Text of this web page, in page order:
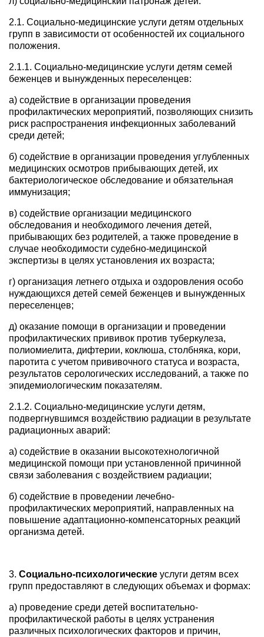
2.1. Социально-медицинские услуги детям отдельных
групп в зависимости от особенностей их социального
положения.
2.1.1. Социально-медицинские услуги детям семей
беженцев и вынужденных переселенцев:
а) содействие в организации проведения
профилактических мероприятий, позволяющих снизить
риск распространения инфекционных заболеваний
среди детей;
б) содействие в организации проведения углубленных
медицинских осмотров прибывающих детей, их
бактериологическое обследование и обязательная
иммунизация;
в) содействие организации медицинского
обследования и необходимого лечения детей,
прибывающих без родителей, а также проведение в
случае необходимости судебно-медицинской
экспертизы в целях установления их возраста;
г) организация летнего отдыха и оздоровления особо
нуждающихся детей семей беженцев и вынужденных
переселенцев;
д) оказание помощи в организации и проведении
профилактических прививок против туберкулеза,
полиомиелита, дифтерии, коклюша, столбняка, кори,
паротита с учетом прививочного статуса и возраста,
результатов серологических исследований, а также по
эпидемиологическим показателям.
2.1.2. Социально-медицинские услуги детям,
подвергнувшимся воздействию радиации в результате
радиационных аварий:
а) содействие в оказании высокотехнологичной
медицинской помощи при установленной причинной
связи заболевания с воздействием радиации;
б) содействие в проведении лечебно-
профилактических мероприятий, направленных на
повышение адаптационно-компенсаторных реакций
организма детей.
3. Социально-психологические услуги детям всех
групп предоставляют в следующих объемах и формах:
а) проведение среди детей воспитательно-
профилактической работы в целях устранения
различных психологических факторов и причин,